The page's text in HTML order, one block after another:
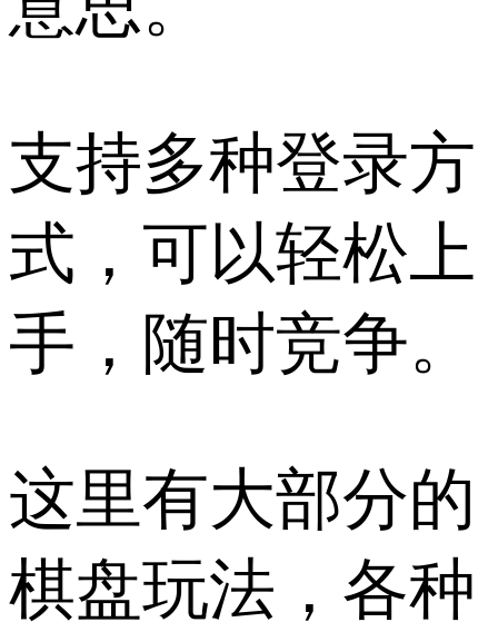
支持多种登录方
式，可以轻松上
手，随时竞争。
这里有大部分的
棋盘玩法，各种